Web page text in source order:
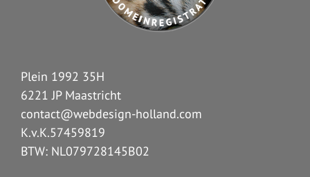
Plein 1992 35H
6221 JP Maastricht
contact@webdesign-holland.com
K.v.K.57459819
BTW: NL079728145B02